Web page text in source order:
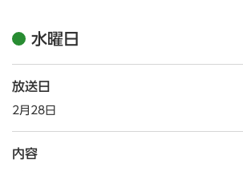
水曜日
放送日
2月28日
内容